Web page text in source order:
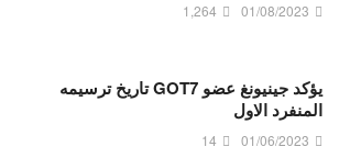
01/08/2023
1,264
يؤكد جينيونغ عضو GOT7 تاريخ ترسيمه
المنفرد الاول
01/06/2023
14